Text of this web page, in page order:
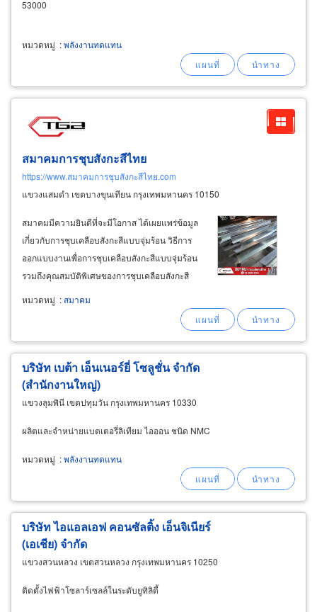
53000
หมวดหมู่ :พลังงานทดแทน
สมาคมการชุบสังกะสีไทย
https://www.สมาคมการชุบสังกะสีไทย.com
แขวงแสมดำ เขตบางขุนเทียน กรุงเทพมหานคร 10150
สมาคมมีความยินดีที่จะมีโอกาส ได้เผยแพร่ข้อมูล
เกี่ยวกับการชุบเคลือบสังกะสีแบบจุ่มร้อน วิธีการ
ออกแบบงานเพื่อการชุบเคลือบสังกะสีแบบจุ่มร้อน
รวมถึงคุณสมบัติพิเศษของการชุบเคลือบสังกะสี
นักศึกษา นักอุตสาหการ ประชาชนทั่วไป เพื่อขยาย
การรับรู้เกี่ยวกับอุตสาหกรรมเหล็กชุบสังกะสีแบบ
จุ่มร้อน
หมวดหมู่ :สมาคม
บริษัท เบต้า เอ็นเนอร์ยี่ โซลูชั่น จำกัด
(สำนักงานใหญ่)
แขวงลุมพินี เขตปทุมวัน กรุงเทพมหานคร 10330
ผลิตและจำหน่ายแบตเตอรี่ลิเทียม ไอออน ชนิด NMC
หมวดหมู่ :พลังงานทดแทน
บริษัท ไอแอลเอฟ คอนซัลติ้ง เอ็นจิเนียร์
(เอเชีย) จำกัด
แขวงสวนหลวง เขตสวนหลวง กรุงเทพมหานคร 10250
ติดตั้งไฟฟ้าโซลาร์เซลล์ในระดับยูทิลิตี้